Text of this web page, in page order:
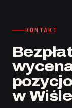
KONTAKT
w Wiśle